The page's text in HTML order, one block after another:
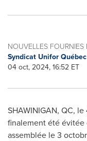
NOUVELLES FOURNIES
Syndicat Unifor Québec
04 oct, 2024, 16:52 ET
SHAWINIGAN, QC, le
finalement été évitée
assemblée le 3